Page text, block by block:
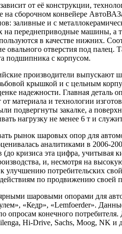
от её конструкции,
на сборочном конвейере
заливные и с
на переднеприводные машины, а
в качестве нижних.
отверстия под палец.
подшипника с корпусом.
производители выпускают
крышкой и с цельным
надежности. Главная деталь
от материала и технологии
подвергнуты закалке, а
нагрузку не менее 6 т и
рынок шаровых опор для
аналитиками в 2006-
(до кризиса эта цифра, учитывая
и, несмотря на
улучшению потребительских
по продвижению своей
шаровыми опорами для
«Кедр», «Lemfoerder».
опросам конечного
Hi-Drive, Sachs, Moog, NK и